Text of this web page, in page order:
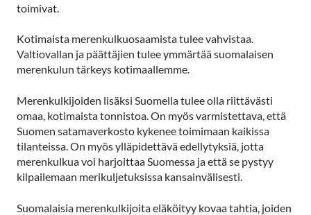
toimivat.
Kotimaista merenkulkuosaamista tulee vahvistaa.
Valtiovallan ja päättäjien tulee ymmärtää suomalaisen
merenkulun tärkeys kotimaallemme.
Merenkulkijoiden lisäksi Suomella tulee olla riittävästi
omaa, kotimaista tonnistoa. On myös varmistettava, että
Suomen satamaverkosto kykenee toimimaan kaikissa
tilanteissa. On myös ylläpidettävä edellytyksiä, jotta
merenkulkua voi harjoittaa Suomessa ja että se pystyy
kilpailemaan merikuljetuksissa kansainvälisesti.
Suomalaisia merenkulkijoita eläköityy kovaa tahtia, joiden